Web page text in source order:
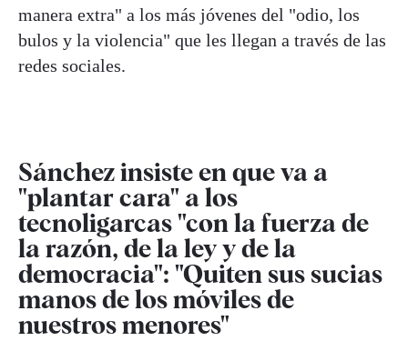
manera extra" a los más jóvenes del "odio, los
bulos y la violencia" que les llegan a través de las
redes sociales.
Sánchez insiste en que va a
"plantar cara" a los
tecnoligarcas "con la fuerza de
la razón, de la ley y de la
democracia": "Quiten sus sucias
manos de los móviles de
nuestros menores"